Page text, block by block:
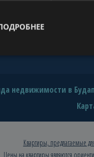
& Buyer Guide
недвижимости в
Квартиры, предлагаемые
Цены на квартиры являются